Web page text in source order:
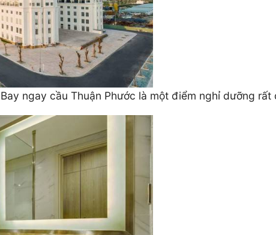
ngay cầu Thuận Phước là một điểm nghỉ dưỡng